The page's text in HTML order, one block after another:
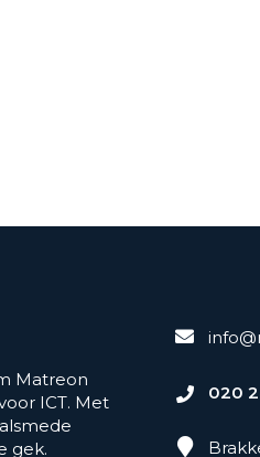
Matreon
ICT. Met
gek.
020